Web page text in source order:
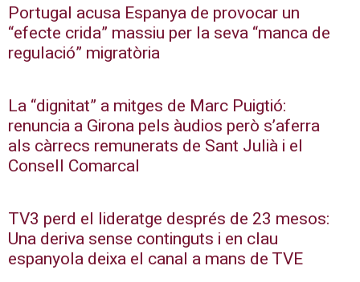
Portugal acusa Espanya de provocar un
“efecte crida” massiu per la seva “manca de
regulació” migratòria
La “dignitat” a mitges de Marc Puigtió:
renuncia a Girona pels àudios però s’aferra
als càrrecs remunerats de Sant Julià i el
Consell Comarcal
TV3 perd el lideratge després de 23 mesos:
Una deriva sense continguts i en clau
espanyola deixa el canal a mans de TVE